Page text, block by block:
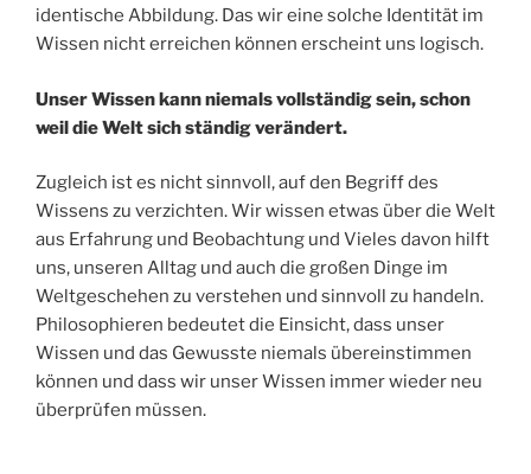
identische Abbildung. Das wir eine solche Identität im
Wissen nicht erreichen können erscheint uns logisch.
Unser Wissen kann niemals vollständig sein, schon
weil die Welt sich ständig verändert.
Zugleich ist es nicht sinnvoll, auf den Begriff des
Wissens zu verzichten. Wir wissen etwas über die Welt
aus Erfahrung und Beobachtung und Vieles davon hilft
uns, unseren Alltag und auch die großen Dinge im
Weltgeschehen zu verstehen und sinnvoll zu handeln.
Philosophieren bedeutet die Einsicht, dass unser
Wissen und das Gewusste niemals übereinstimmen
können und dass wir unser Wissen immer wieder neu
überprüfen müssen.